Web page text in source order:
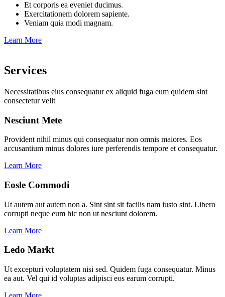
Et corporis ea eveniet ducimus.
Exercitationem dolorem sapiente.
Veniam quia modi magnam.
Learn More
Services
Necessitatibus eius consequatur ex aliquid fuga eum quidem sint
consectetur velit
Nesciunt Mete
Provident nihil minus qui consequatur non omnis maiores. Eos
accusantium minus dolores iure perferendis tempore et consequatur.
Learn More
Eosle Commodi
Ut autem aut autem non a. Sint sint sit facilis nam iusto sint. Libero
corrupti neque eum hic non ut nesciunt dolorem.
Learn More
Ledo Markt
Ut excepturi voluptatem nisi sed. Quidem fuga consequatur. Minus
ea aut. Vel qui id voluptas adipisci eos earum corrupti.